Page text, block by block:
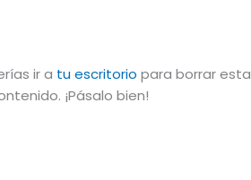
ir a tu escritorio para borrar esta
¡Pásalo bien!